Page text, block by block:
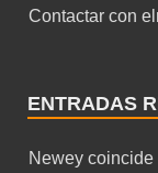
Contactar con
ENTRADAS
Newey